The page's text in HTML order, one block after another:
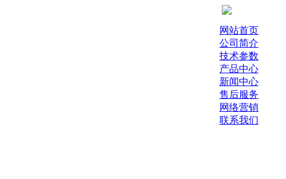
网站首页
公司简介
技术参数
产品中心
新闻中心
售后服务
网络营销
联系我们